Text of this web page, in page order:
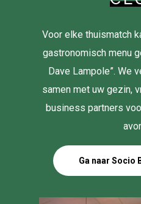
Voor elke thuismatch
gastronomisch menu
Dave Lampole”. We
samen met uw gezin,
business partners
Ga naar Socio